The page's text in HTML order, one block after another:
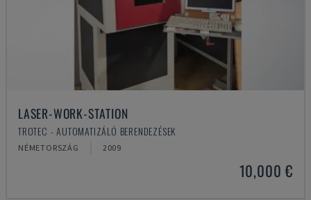
LASER-WORK-STATION
TROTEC - AUTOMATIZÁLÓ BERENDEZÉSEK
NÉMETORSZÁG 2009
10,000 €